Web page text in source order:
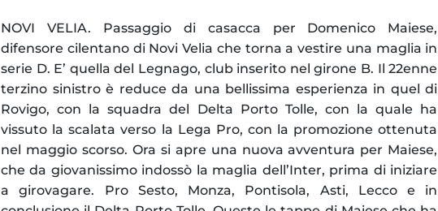
NOVI VELIA. Passaggio di casacca per Domenico Maiese,
difensore cilentano di Novi Velia che torna a vestire una maglia in
serie D. E’ quella del Legnago, club inserito nel girone B. Il 22enne
terzino sinistro è reduce da una bellissima esperienza in quel di
Rovigo, con la squadra del Delta Porto Tolle, con la quale ha
vissuto la scalata verso la Lega Pro, con la promozione ottenuta
nel maggio scorso. Ora si apre una nuova avventura per Maiese,
che da giovanissimo indossò la maglia dell’Inter, prima di iniziare
a girovagare. Pro Sesto, Monza, Pontisola, Asti, Lecco e in